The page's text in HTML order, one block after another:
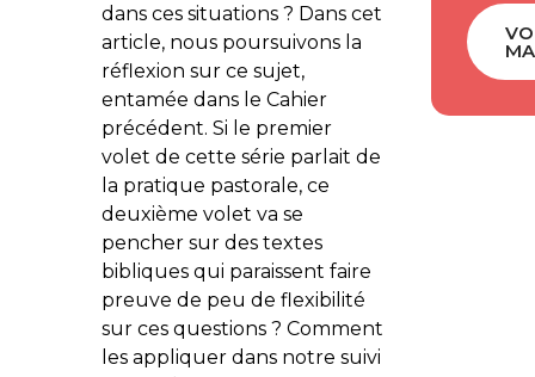
dans ces situations ? Dans cet
article, nous poursuivons la
réflexion sur ce sujet,
entamée dans le Cahier
précédent. Si le premier
volet de cette série parlait de
la pratique pastorale, ce
deuxième volet va se
pencher sur des textes
bibliques qui paraissent faire
preuve de peu de flexibilité
sur ces questions ? Comment
les appliquer dans notre suivi